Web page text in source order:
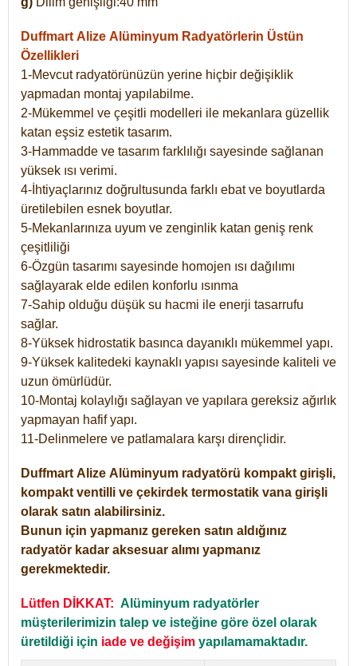
Duffmart Alize Alüminyum Radyatörlerin Üstün
Özellikleri
1-Mevcut radyatörünüzün yerine hiçbir değişiklik
yapmadan montaj yapılabilme.
2-Mükemmel ve çeşitli modelleri ile mekanlara güzellik
katan eşsiz estetik tasarım.
3-Hammadde ve tasarım farklılığı sayesinde sağlanan
yüksek ısı verimi.
4-İhtiyaçlarınız doğrultusunda farklı ebat ve boyutlarda
üretilebilen esnek boyutlar.
5-Mekanlarınıza uyum ve zenginlik katan geniş renk
çeşitliliği
6-Özgün tasarımı sayesinde homojen ısı dağılımı
sağlayarak elde edilen konforlu ısınma
7-Sahip olduğu düşük su hacmi ile enerji tasarrufu
sağlar.
8-Yüksek hidrostatik basınca dayanıklı mükemmel yapı.
9-Yüksek kalitedeki kaynaklı yapısı sayesinde kaliteli ve
uzun ömürlüdür.
10-Montaj kolaylığı sağlayan ve yapılara gereksiz ağırlık
yapmayan hafif yapı.
11-Delinmelere ve patlamalara karşı dirençlidir.
Duffmart Alize Alüminyum radyatörü kompakt girişli,
kompakt ventilli ve çekirdek termostatik vana girişli
olarak satın alabilirsiniz.
Bunun için yapmanız gereken satın aldığınız
radyatör kadar aksesuar alımı yapmanız
gerekmektedir.
Lütfen DİKKAT: Alüminyum radyatörler
müşterilerimizin talep ve isteğine göre özel olarak
üretildiği için iade ve değişim yapılamamaktadır.